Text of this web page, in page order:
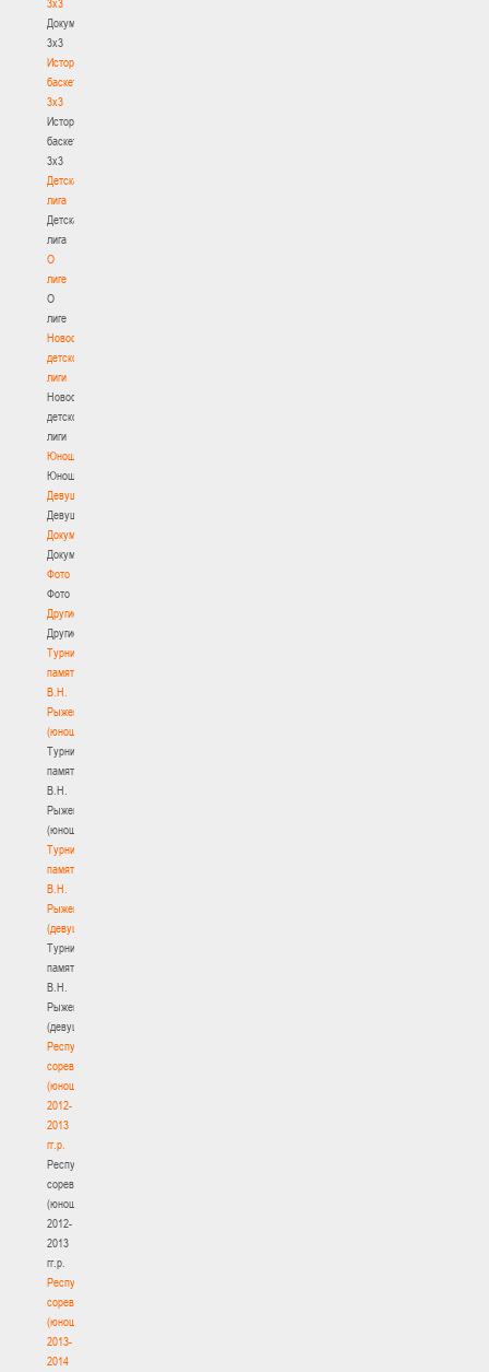
3х3
Документы
3х3
История
баскетбола
3х3
История
баскетбола
3х3
Детская
лига
Детская
лига
О
лиге
О
лиге
Новости
детской
лиги
Новости
детской
лиги
Юноши
Юноши
Девушки
Девушки
Документы
Документы
Фото
Фото
Другие
Другие
Турнир
памяти
В.Н.
Рыженкова
(юноши)
Турнир
памяти
В.Н.
Рыженкова
(юноши)
Турнир
памяти
В.Н.
Рыженкова
(девушки)
Турнир
памяти
В.Н.
Рыженкова
(девушки)
Республиканские
соревнования
(юноши)
2012-
2013
гг.р.
Республиканские
соревнования
(юноши)
2012-
2013
гг.р.
Республиканские
соревнования
(юноши)
2013-
2014